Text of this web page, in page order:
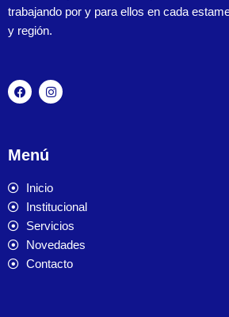
trabajando por y para ellos en cada
y región.
Menú
Inicio
Institucional
Servicios
Novedades
Contacto